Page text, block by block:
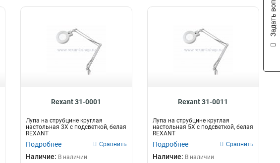
Rexant 31-0001
Лупа на струбцине круглая
настольная 3Х с подсветкой, белая
REXANT
Подробнее Сравнить
Наличие: В наличии
Rexant 31-0011
Лупа на струбцине круглая
настольная 5Х с подсветкой, белая
REXANT
Подробнее Сравнить
Наличие: В наличии
Задать вопрос